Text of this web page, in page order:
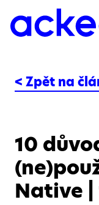
< Zpět na
10
Native |